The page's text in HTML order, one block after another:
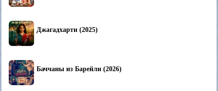
Джагадхарти (2025)
Баччаны из Барейли (2026)